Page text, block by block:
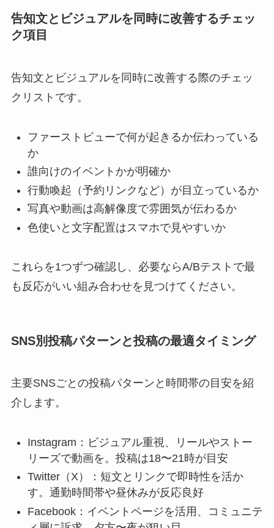
告知文とビジュアルを同時に改善するチェッ
ク項目
告知文とビジュアルを同時に改善する際のチェッ
クリストです。
ファーストビューで何が起きるか伝わっている
か
誰向けのイベントかが明確か
行動喚起（予約リンクなど）が目立っているか
写真や動画は高解像度で雰囲気が伝わるか
色使いと文字配置はスマホで見やすいか
これらを1つずつ確認し、必要ならA/Bテストで最
も反応がいい組み合わせを見つけてください。
SNS別投稿パターンと投稿の最適タイミング
主要SNSごとの投稿パターンと時間帯の目安を紹
介します。
Instagram：ビジュアル重視、リールやストー
リーズで動画を。投稿は18〜21時が目安
Twitter（X）：短文とリンクで即時性を活か
す。通勤時間帯や昼休みが反応良好
Facebook：イベントページを活用、コミュニテ